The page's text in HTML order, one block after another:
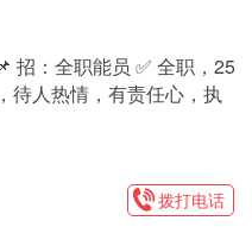
招：全职能员 ✅ 全职，25
待人热情，有责任心，执
拨打电话